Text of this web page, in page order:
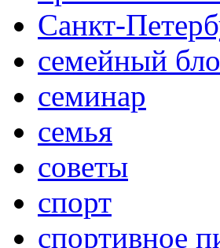
Санкт-
семейный
семинар
семья
советы
спорт
спортивное